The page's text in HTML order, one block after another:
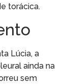
torácica.
Lúcia, a
ainda na
sem